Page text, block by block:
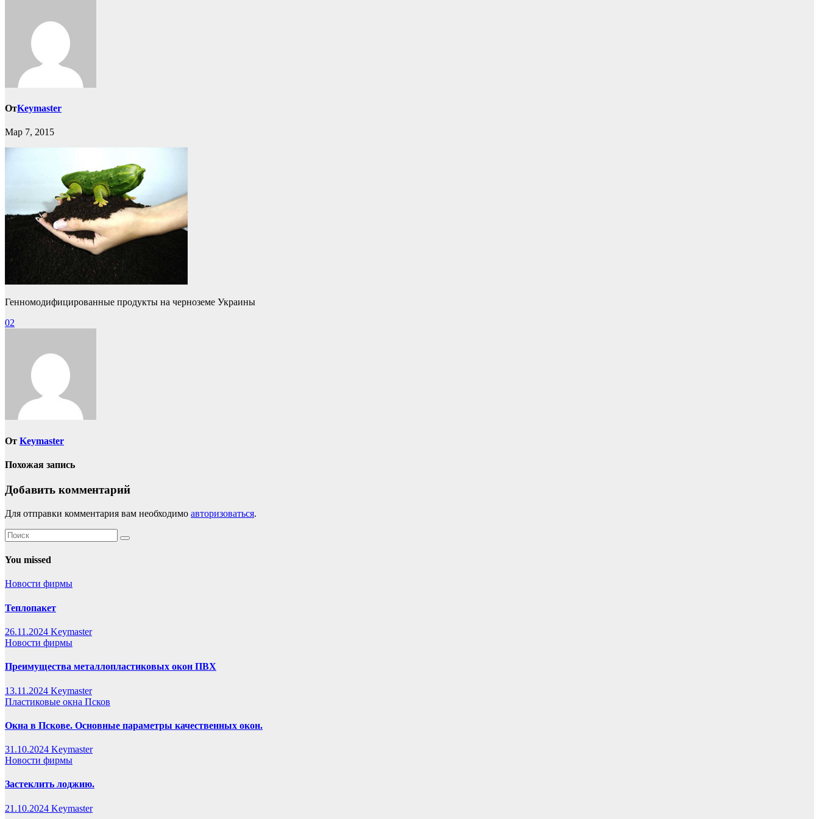
ОтKeymaster
Мар 7, 2015
Генномодифицированные продукты на черноземе Украины
Навигация
записям
02
От Keymaster
Похожая запись
Добавить комментарий
Для отправки комментария вам необходимо авторизоваться.
You missed
Новости фирмы
Теплопакет
26.11.2024 Keymaster
Новости фирмы
Преимущества металлопластиковых окон ПВХ
13.11.2024 Keymaster
Пластиковые окна Псков
Окна в Пскове. Основные параметры качественных окон.
31.10.2024 Keymaster
Новости фирмы
Застеклить лоджию.
21.10.2024 Keymaster